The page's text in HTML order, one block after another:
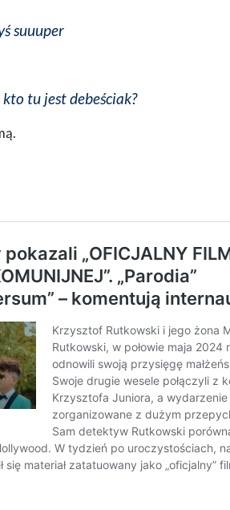
suuuper
kto tu jest debeściak?